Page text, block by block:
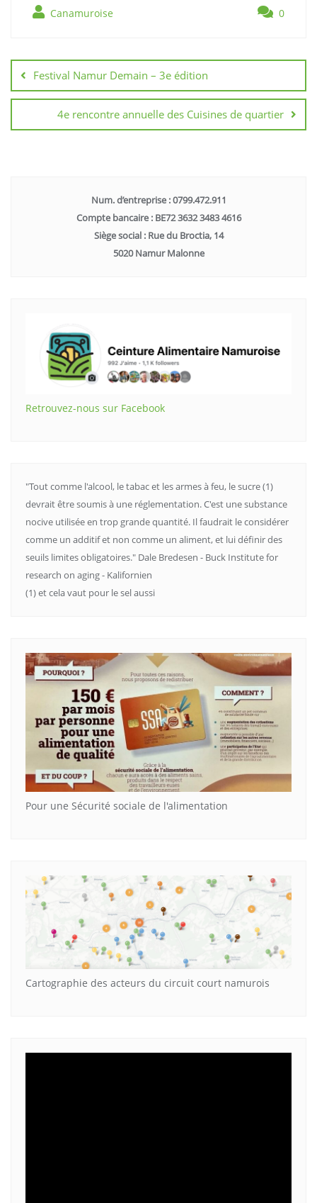
Canamuroise 0
Festival Namur Demain – 3e édition
4e rencontre annuelle des Cuisines de quartier
Num. d’entreprise : 0799.472.911
Compte bancaire : BE72 3632 3483 4616
Siège social : Rue du Broctia, 14
5020 Namur Malonne
Retrouvez-nous sur Facebook
"Tout comme l'alcool, le tabac et les armes à feu, le sucre (1)
devrait être soumis à une réglementation. C'est une substance
nocive utilisée en trop grande quantité. Il faudrait le considérer
comme un additif et non comme un aliment, et lui définir des
seuils limites obligatoires." Dale Bredesen - Buck Institute for
research on aging - Kalifornien
(1) et cela vaut pour le sel aussi
Pour une Sécurité sociale de l'alimentation
Cartographie des acteurs du circuit court namurois